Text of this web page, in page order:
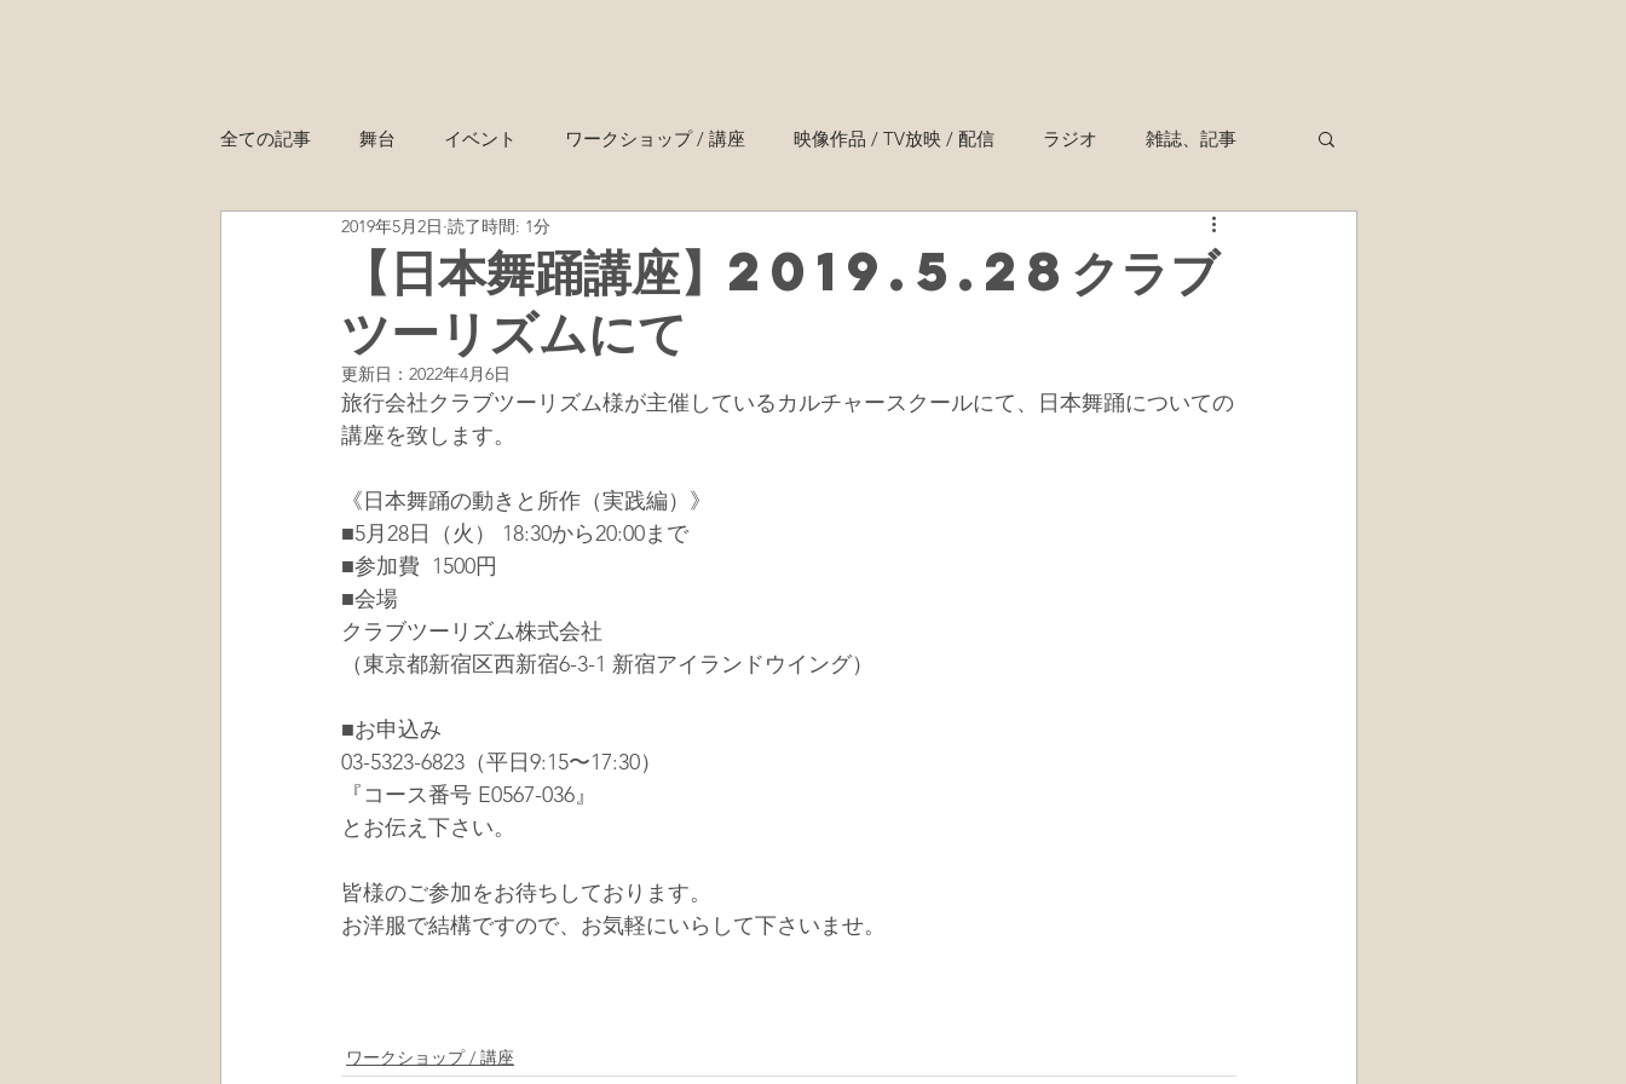
全ての記事 舞台 イベント ワークショップ / 講座 映像作品 / TV放映 / 配信 ラジオ 雑誌、記事
【日本舞踊講座】2019.5.28クラブ
ツーリズムにて
2019年5月2日 読了時間: 1分
更新日： 2022年4月6日
旅行会社クラブツーリズム様が主催しているカルチャースクールにて、日本舞踊についての
講座を致します。
《日本舞踊の動きと所作（実践編）》
■5月28日（火） 18:30から20:00まで
■参加費  1500円
■会場
クラブツーリズム株式会社
（東京都新宿区西新宿6-3-1 新宿アイランドウイング）
■お申込み
03-5323-6823（平日9:15〜17:30）
『コース番号 E0567-036』
とお伝え下さい。
皆様のご参加をお待ちしております。
お洋服で結構ですので、お気軽にいらして下さいませ。
ワークショップ / 講座